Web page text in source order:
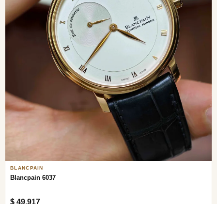
BLANCPAIN
Blancpain 6037
$ 49,917